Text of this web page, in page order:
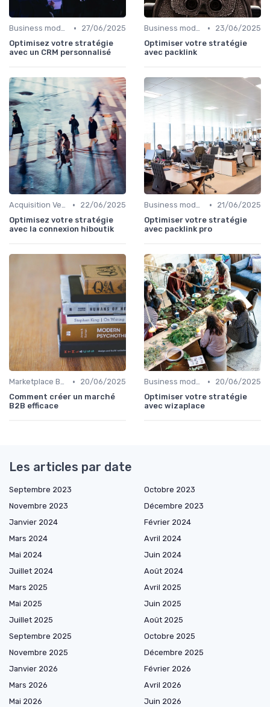
Business model de marketplace •
27/06/2025
Optimisez votre stratégie
avec un CRM personnalisé
Business model de marketplace •
23/06/2025
Optimiser votre stratégie
avec packlink
Acquisition Vendeurs •
22/06/2025
Optimisez votre stratégie
avec la connexion hiboutik
Business model de marketplace •
21/06/2025
Optimiser votre stratégie
avec packlink pro
Marketplace B2B •
20/06/2025
Comment créer un marché
B2B efficace
Business model de marketplace •
20/06/2025
Optimiser votre stratégie
avec wizaplace
Les articles par date
Septembre 2023
Octobre 2023
Novembre 2023
Décembre 2023
Janvier 2024
Février 2024
Mars 2024
Avril 2024
Mai 2024
Juin 2024
Juillet 2024
Août 2024
Mars 2025
Avril 2025
Mai 2025
Juin 2025
Juillet 2025
Août 2025
Septembre 2025
Octobre 2025
Novembre 2025
Décembre 2025
Janvier 2026
Février 2026
Mars 2026
Avril 2026
Mai 2026
Juin 2026